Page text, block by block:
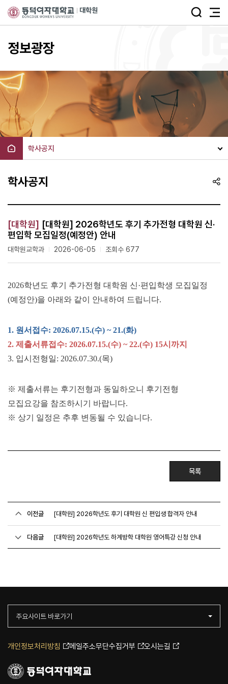
주메뉴 바로가기
본문 바로가기
정보광장
학사공지
학사공지
[대학원] [대학원] 2026학년도 후기 추가전형 대학원 신·
편입학 모집일정(예정안) 안내
대학원교학과 2026-06-05 조회수 677
2026학년도 후기 추가전형 대학원 신 ·편입학생 모집일정
(예정안)을 아래와 같이 안내하여 드립니다.
1. 원서접수: 2026.07.15.(수) ~ 21.(화)
2. 제출서류접수: 2026.07.15.(수) ~ 22.(수) 15시까지
3. 입시전형일: 2026.07.30.(목)
※ 제출서류는 후기전형과 동일하오니 후기전형
모집요강을 참조하시기 바랍니다.
※ 상기 일정은 추후 변동될 수 있습니다.
목록
이전글 [대학원] 2026학년도 후기 대학원 신 편입생 합격자 안내
다음글 [대학원] 2026학년도 하계방학 대학원 영어특강 신청 안내
개인정보처리방침 메일주소무단수집거부 오시는길
주요사이트 바로가기